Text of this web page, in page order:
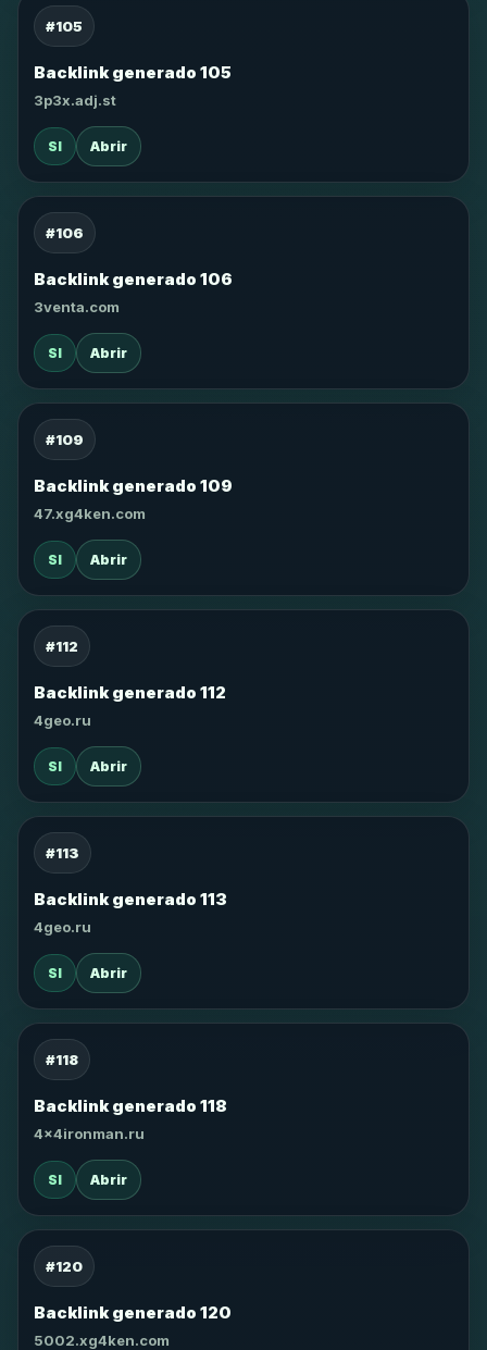
#105
Backlink generado 105
3p3x.adj.st
SI Abrir
#106
Backlink generado 106
3venta.com
SI Abrir
#109
Backlink generado 109
47.xg4ken.com
SI Abrir
#112
Backlink generado 112
4geo.ru
SI Abrir
#113
Backlink generado 113
4geo.ru
SI Abrir
#118
Backlink generado 118
4x4ironman.ru
SI Abrir
#120
Backlink generado 120
5002.xg4ken.com